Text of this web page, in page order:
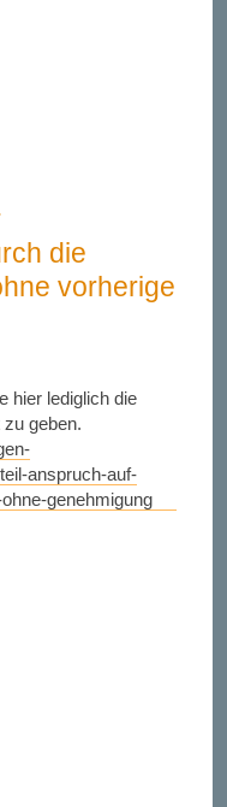
die
vorherige
hier lediglich die
geben.
anspruch-auf-
genehmigung